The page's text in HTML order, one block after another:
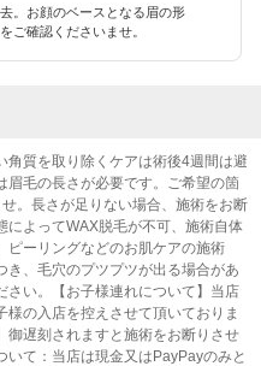
。お顔のベースとなる眉の形
ご確認くださいませ。
角質を取り除くケアは術後4週間は避
眉毛の長さが必要です。ご希望の箇
。長さが足りない場合、施術をお断
によってWAX脱毛が不可、施術自体
ピーリングなどのお肌ケアの施術
、毛穴のプツプツが出る場合があ
さい。【お子様連れについて】当店
の入店を控えさせて頂いておりま
御遅刻されますと施術をお断りさせ
て：当店は現金又はPayPayのみと